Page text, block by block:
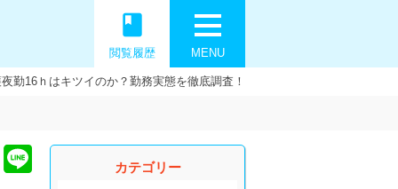
MENU
book
閲覧履歴
勤16ｈはキツイのか？勤務実態を徹底調査！
カテゴリー